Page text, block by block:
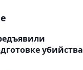
убийства